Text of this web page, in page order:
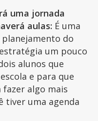
uma jornada
aulas: É uma
do
um pouco
alunos que
e para que
algo mais
tiver uma agenda